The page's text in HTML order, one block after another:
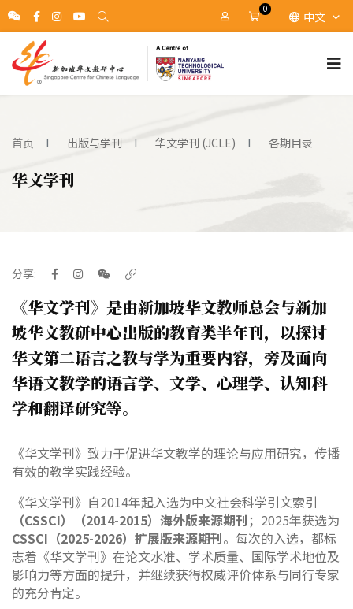
账户 Cart
0
中文
首页 出版与学刊 华文学刊 (JCLE) 各期目录
华文学刊
分享:
《华文学刊》是由新加坡华文教师总会与新加
坡华文教研中心出版的教育类半年刊，以探讨
华文第二语言之教与学为重要内容，旁及面向
华语文教学的语言学、文学、心理学、认知科
学和翻译研究等。
《华文学刊》致力于促进华文教学的理论与应用研究，传播
有效的教学实践经验。
《华文学刊》自2014年起入选为中文社会科学引文索引
（CSSCI）（2014-2015）海外版来源期刊 ；2025年获选为
CSSCI（2025-2026）扩展版来源期刊。每次的入选，都标
志着《华文学刊》在论文水准、学术质量、国际学术地位及
影响力等方面的提升，并继续获得权威评价体系与同行专家
的充分肯定。